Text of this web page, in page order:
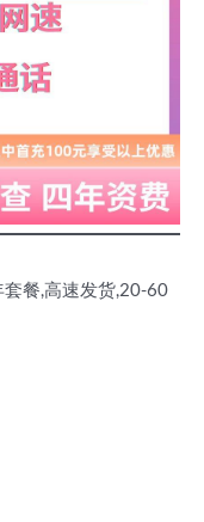
餐,高速发货,20-60